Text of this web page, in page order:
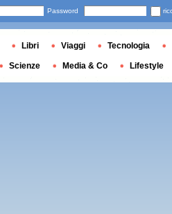
Password
Libri Viaggi Tecnologia
Scienze Media & Co Lifestyle